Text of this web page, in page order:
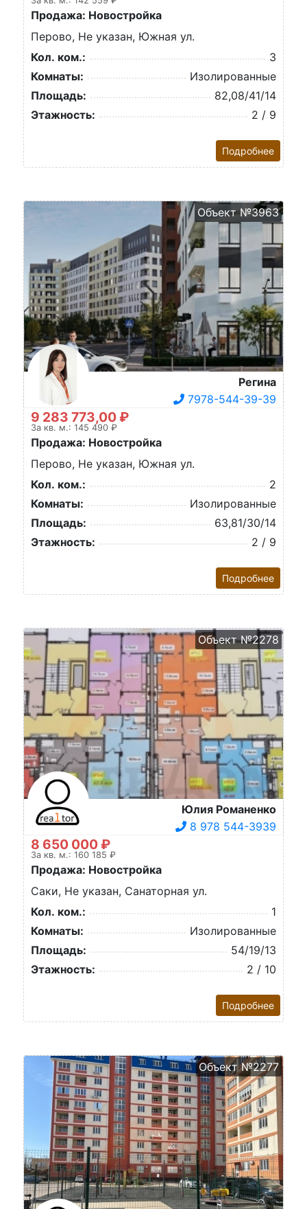
Продажа: Новостройка
Перово, Не указан, Южная ул.
Кол. ком.:
3
Комнаты:
Изолированные
Площадь:
82,08/41/14
Этажность:
2 / 9
Подробнее
Объект №3963
Регина
7978-544-39-39
9 283 773,00 ₽
За кв. м.: 145 490 ₽
Продажа: Новостройка
Перово, Не указан, Южная ул.
Кол. ком.:
2
Комнаты:
Изолированные
Площадь:
63,81/30/14
Этажность:
2 / 9
Подробнее
Объект №2278
Юлия Романенко
8 978 544-3939
8 650 000 ₽
За кв. м.: 160 185 ₽
Продажа: Новостройка
Саки, Не указан, Санаторная ул.
Кол. ком.:
1
Комнаты:
Изолированные
Площадь:
54/19/13
Этажность:
2 / 10
Подробнее
Объект №2277